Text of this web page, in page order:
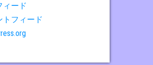
ィード
トフィード